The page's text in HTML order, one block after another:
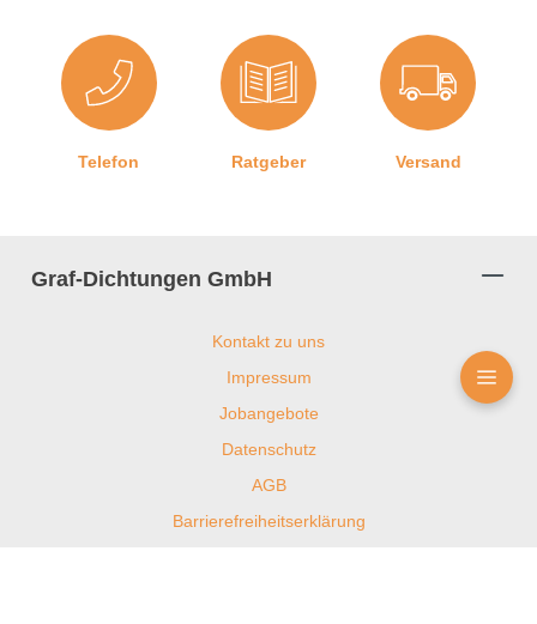
Telefon Ratgeber Versand
Graf-Dichtungen GmbH
Kontakt zu uns
Impressum
Jobangebote
Datenschutz
AGB
Barrierefreiheitserklärung